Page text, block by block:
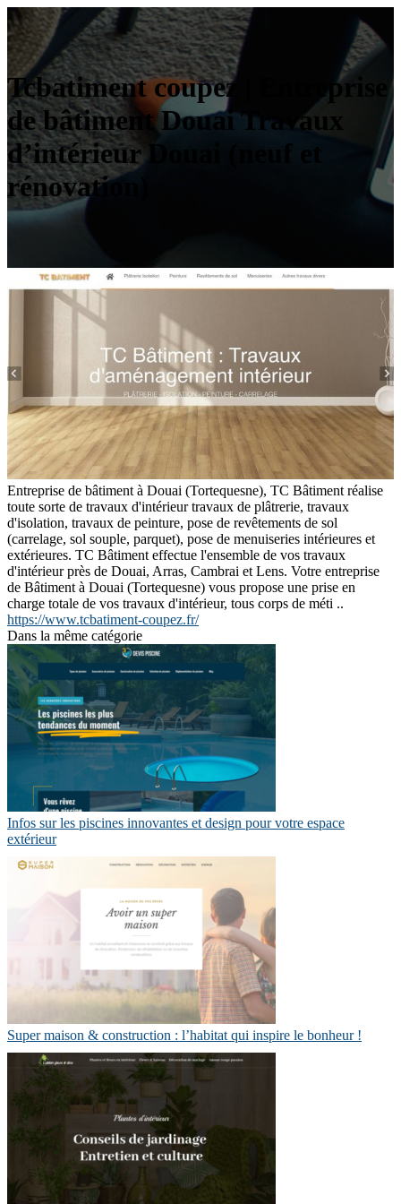
Tcbatiment coupez | Entreprise
de bâtiment Douai Travaux
d’intérieur Douai (neuf et
rénovation)
Entreprise de bâtiment à Douai (Tortequesne), TC Bâtiment réalise
toute sorte de travaux d'intérieur travaux de plâtrerie, travaux
d'isolation, travaux de peinture, pose de revêtements de sol
(carrelage, sol souple, parquet), pose de menuiseries intérieures et
extérieures. TC Bâtiment effectue l'ensemble de vos travaux
d'intérieur près de Douai, Arras, Cambrai et Lens. Votre entreprise
de Bâtiment à Douai (Tortequesne) vous propose une prise en
charge totale de vos travaux d'intérieur, tous corps de méti ..
https://www.tcbatiment-coupez.fr/
Dans la même catégorie
Infos sur les piscines innovantes et design pour votre espace
extérieur
Super maison & construction : l’habitat qui inspire le bonheur !